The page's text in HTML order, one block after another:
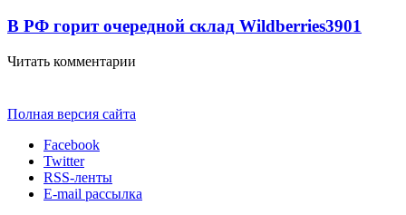
В РФ горит очередной склад Wildberries3901
Читать комментарии
Полная версия сайта
Facebook
Twitter
RSS-ленты
E-mail рассылка